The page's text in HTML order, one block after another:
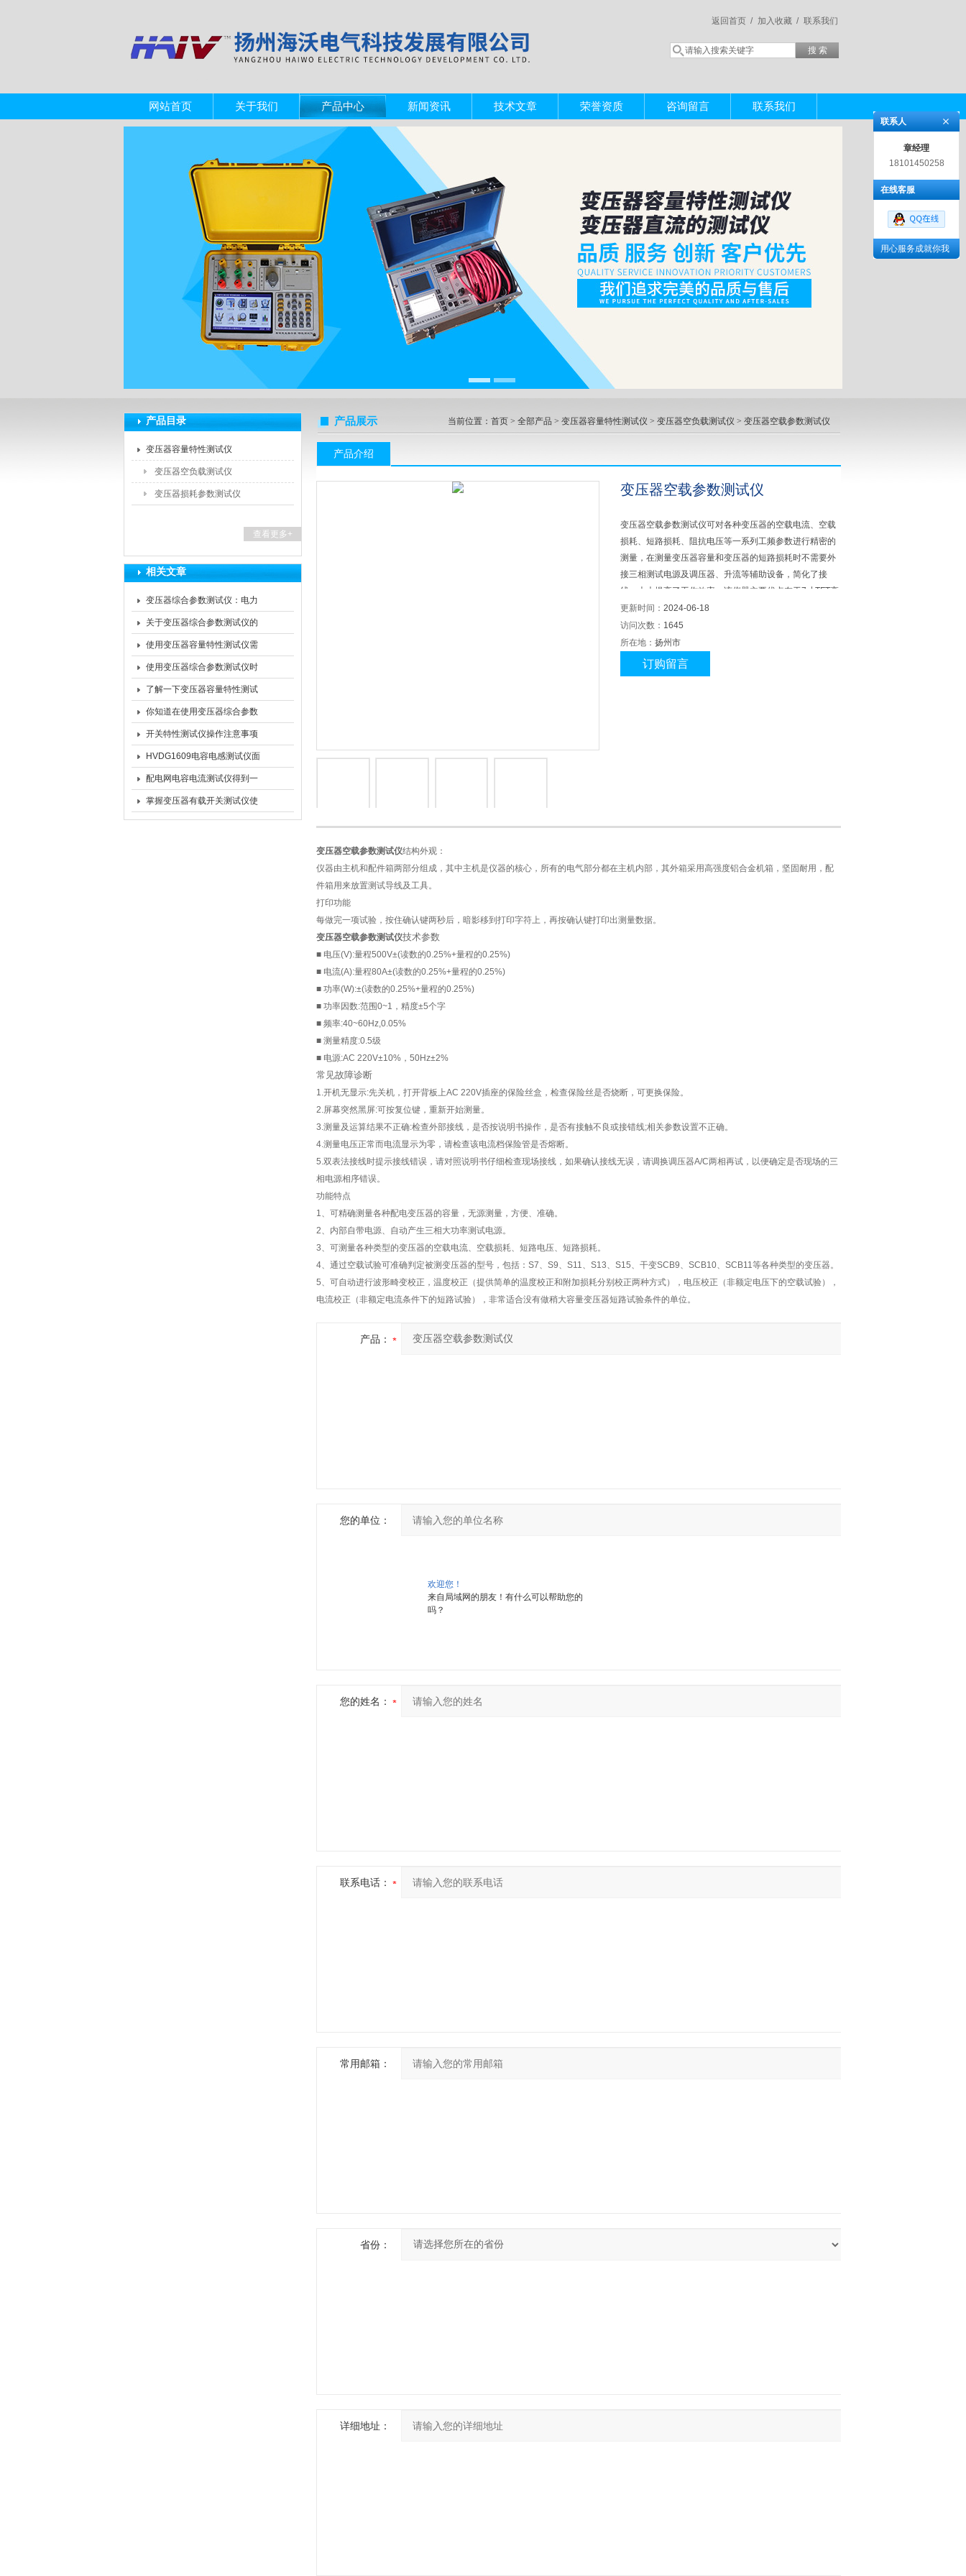
欢迎您！
来自局域网的朋友！有什么可以帮助您的
吗？
扬州海沃电气科技发展有限公司
联系我们
加入收藏 /
返回首页 /
网站首页 关于我们 产品中心 新闻资讯 技术文章 荣誉资质 咨询留言 联系我们
产品目录
变压器容量特性测试仪
变压器空负载测试仪
变压器损耗参数测试仪
查看更多+
相关文章
变压器综合参数测试仪：电力
行业的得力助手
关于变压器综合参数测试仪的
特点分享
使用变压器容量特性测试仪需
要严格按照相关操作流程进行
使用变压器综合参数测试仪时
的一些注意事项技巧和经验分
享
了解一下变压器容量特性测试
仪的功能有哪些
你知道在使用变压器综合参数
测试仪时的注意事项么
开关特性测试仪操作注意事项
HVDG1609电容电感测试仪面
板示意图
配电网电容电流测试仪得到一
些常识
掌握变压器有载开关测试仪使
用方法，守护电力安全
产品展示 当前位置： 首页 > 全部产品 > 变压器容量特性测试仪 > 变压器空负载测试仪 > 变压器空载参数测试仪
产品介绍
变压器空载参数测试仪
变压器空载参数测试仪可对各种变压器的空载电流、空载
损耗、短路损耗、阻抗电压等一系列工频参数进行精密的
测量，在测量变压器容量和变压器的短路损耗时不需要外
接三相测试电源及调压器、升流等辅助设备，简化了接
线，大大提高了工作效率；该仪器主要优点在于7寸TFT高
清彩色触摸操作界面，操作种类型的变海沃压器的空载电
流、空载损耗、短路电压、短路损耗。
更新时间：2024-06-18
访问次数： 1645
所在地：扬州市
订购留言
变压器空载参数测试仪结构外观：
仪器由主机和配件箱两部分组成，其中主机是仪器的核心，所有的电气部分都在主机内部，其外箱采用高强度铝合金机箱，坚固耐用，配
件箱用来放置测试导线及工具。
打印功能
每做完一项试验，按住确认键两秒后，暗影移到打印字符上，再按确认键打印出测量数据。
变压器空载参数测试仪技术参数
■ 电压(V):量程500V±(读数的0.25%+量程的0.25%)
■ 电流(A):量程80A±(读数的0.25%+量程的0.25%)
■ 功率(W):±(读数的0.25%+量程的0.25%)
■ 功率因数:范围0~1，精度±5个字
■ 频率:40~60Hz,0.05%
■ 测量精度:0.5级
■ 电源:AC 220V±10%，50Hz±2%
常见故障诊断
1.开机无显示:先关机，打开背板上AC 220V插座的保险丝盒，检查保险丝是否烧断，可更换保险。
2.屏幕突然黑屏:可按复位键，重新开始测量。
3.测量及运算结果不正确:检查外部接线，是否按说明书操作，是否有接触不良或接错线;相关参数设置不正确。
4.测量电压正常而电流显示为零，请检查该电流档保险管是否熔断。
5.双表法接线时提示接线错误，请对照说明书仔细检查现场接线，如果确认接线无误，请调换调压器A/C两相再试，以便确定是否现场的三
相电源相序错误。
功能特点
1、可精确测量各种配电变压器的容量，无源测量，方便、准确。
2、内部自带电源、自动产生三相大功率测试电源。
3、可测量各种类型的变压器的空载电流、空载损耗、短路电压、短路损耗。
4、通过空载试验可准确判定被测变压器的型号，包括：S7、S9、S11、S13、S15、干变SCB9、SCB10、SCB11等各种类型的变压器。
5、可自动进行波形畸变校正，温度校正（提供简单的温度校正和附加损耗分别校正两种方式），电压校正（非额定电压下的空载试验），
电流校正（非额定电流条件下的短路试验），非常适合没有做稍大容量变压器短路试验条件的单位。
产品：
您的单位：
您的姓名：
联系电话：
常用邮箱：
省份：
详细地址：
联系人
章经理
18101450258
在线客服
用心服务成就你我